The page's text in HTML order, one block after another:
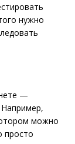
нужно
—
можно
просто